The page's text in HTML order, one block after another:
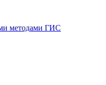
методами ГИС